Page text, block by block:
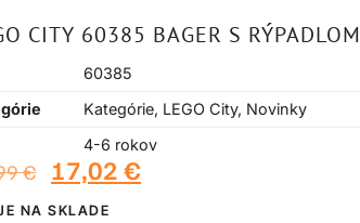
CITY 60385 BAGER S RÝPADLOM
60385
Kategórie, LEGO City, Novinky
4-6 rokov
€ 17,02 €
NA SKLADE